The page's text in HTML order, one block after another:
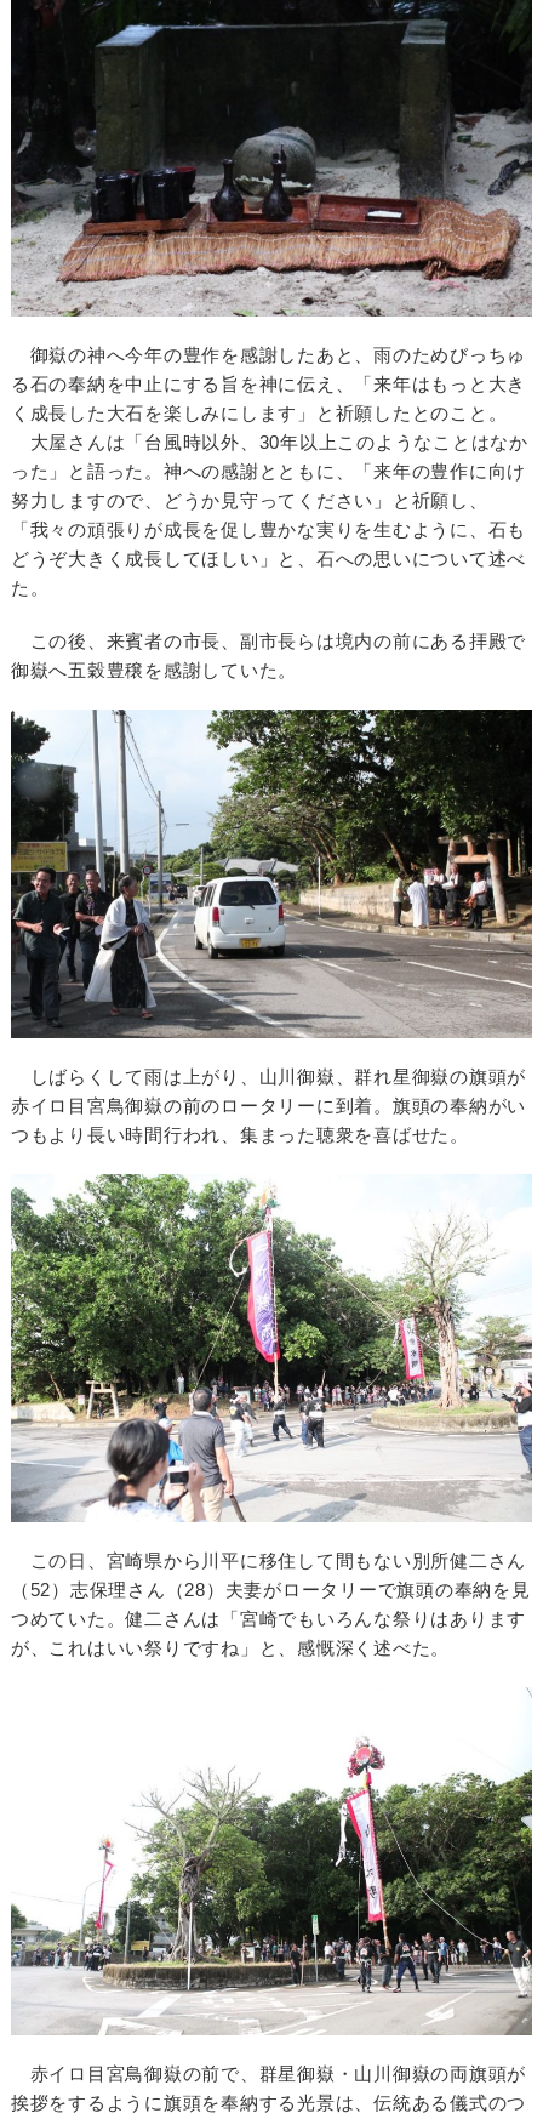
御嶽の神へ今年の豊作を感謝したあと、雨のためびっちゅ
る石の奉納を中止にする旨を神に伝え、「来年はもっと大き
く成長した大石を楽しみにします」と祈願したとのこと。
大屋さんは「台風時以外、30年以上このようなことはなか
った」と語った。神への感謝とともに、「来年の豊作に向け
努力しますので、どうか見守ってください」と祈願し、
「我々の頑張りが成長を促し豊かな実りを生むように、石も
どうぞ大きく成長してほしい」と、石への思いについて述べ
た。
この後、来賓者の市長、副市長らは境内の前にある拝殿で
御嶽へ五穀豊穣を感謝していた。
しばらくして雨は上がり、山川御嶽、群れ星御嶽の旗頭が
赤イロ目宮鳥御嶽の前のロータリーに到着。旗頭の奉納がい
つもより長い時間行われ、集まった聴衆を喜ばせた。
この日、宮崎県から川平に移住して間もない別所健二さん
（52）志保理さん（28）夫妻がロータリーで旗頭の奉納を見
つめていた。健二さんは「宮崎でもいろんな祭りはあります
が、これはいい祭りですね」と、感慨深く述べた。
赤イロ目宮鳥御嶽の前で、群星御嶽・山川御嶽の両旗頭が
挨拶をするように旗頭を奉納する光景は、伝統ある儀式のつ